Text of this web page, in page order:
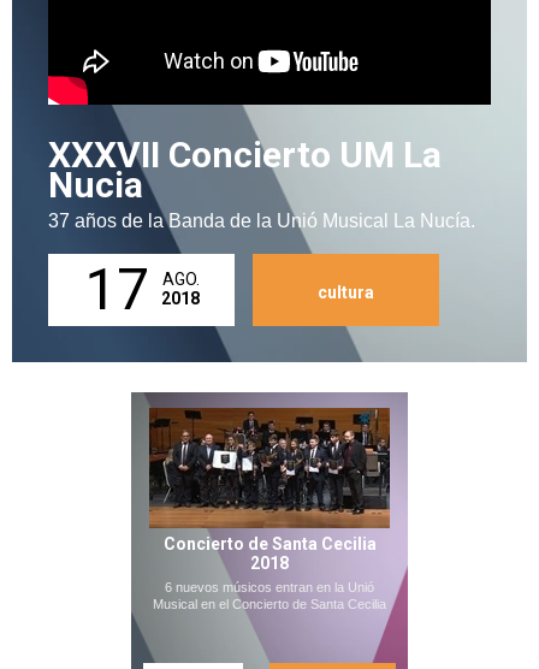
XXXVII Concierto UM La
Nucia
37 años de la Banda de la Unió Musical La Nucía.
17
AGO.
2018
cultura
Concierto de Santa Cecilia
2018
6 nuevos músicos entran en la Unió
Musical en el Concierto de Santa Cecilia